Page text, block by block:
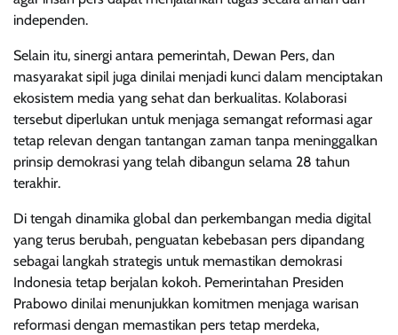
independen.
Selain itu, sinergi antara pemerintah, Dewan Pers, dan
masyarakat sipil juga dinilai menjadi kunci dalam menciptakan
ekosistem media yang sehat dan berkualitas. Kolaborasi
tersebut diperlukan untuk menjaga semangat reformasi agar
tetap relevan dengan tantangan zaman tanpa meninggalkan
prinsip demokrasi yang telah dibangun selama 28 tahun
terakhir.
Di tengah dinamika global dan perkembangan media digital
yang terus berubah, penguatan kebebasan pers dipandang
sebagai langkah strategis untuk memastikan demokrasi
Indonesia tetap berjalan kokoh. Pemerintahan Presiden
Prabowo dinilai menunjukkan komitmen menjaga warisan
reformasi dengan memastikan pers tetap merdeka,